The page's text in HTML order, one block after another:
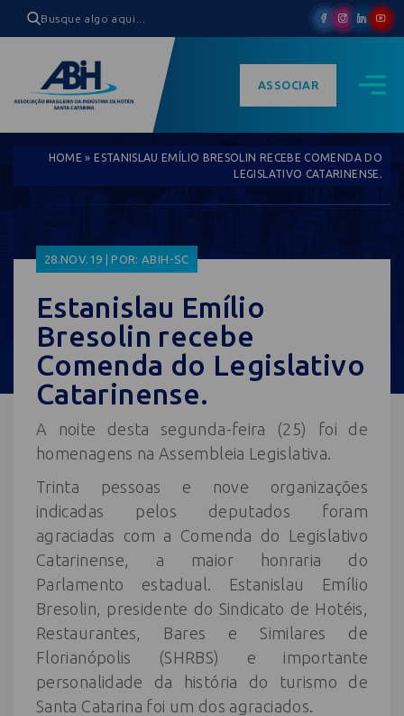
ASSOCIAR
HOME »ESTANISLAU EMÍLIO BRESOLIN RECEBE COMENDA DO
LEGISLATIVO CATARINENSE.
28.NOV.19 | POR: ABIH-SC
Estanislau Emílio
Bresolin recebe
Comenda do Legislativo
Catarinense.
A noite desta segunda-feira (25) foi de
homenagens na Assembleia Legislativa.
Trinta pessoas e nove organizações
indicadas pelos deputados foram
agraciadas com a Comenda do Legislativo
Catarinense, a maior honraria do
Parlamento estadual. Estanislau Emílio
Bresolin, presidente do Sindicato de Hotéis,
Restaurantes, Bares e Similares de
Florianópolis (SHRBS) e importante
personalidade da história do turismo de
Santa Catarina foi um dos agraciados.